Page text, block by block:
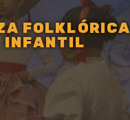
FOLKLÓRICA
INFANTIL